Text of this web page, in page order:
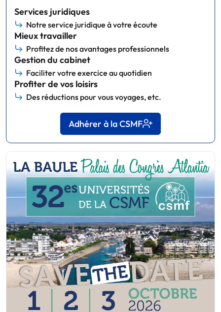
Services juridiques
Notre service juridique à votre écoute
Mieux travailler
Profitez de nos avantages professionnels
Gestion du cabinet
Faciliter votre exercice au quotidien
Profiter de vos loisirs
Des réductions pour vous voyages, etc.
Adhérer à la CSMF